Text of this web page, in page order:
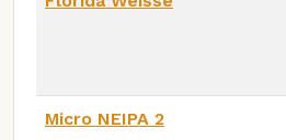
Micro NEIPA 2